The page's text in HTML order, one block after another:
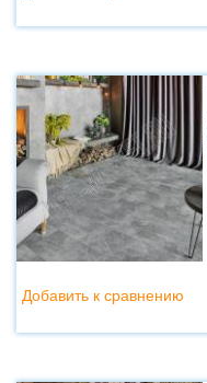
Добавить к сравнению